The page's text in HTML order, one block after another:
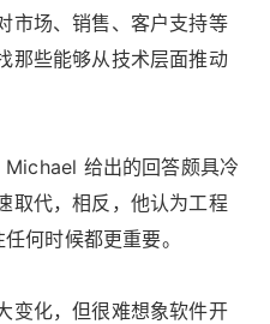
市场、销售、客户支持等
那些能够从技术层面推动
给出的回答颇具冷
取代，相反，他认为工程
何时候都更重要。
变化，但很难想象软件开